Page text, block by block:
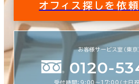
オフィス探しを依
お客様サービス室（東京
0120-
受付時間：9:00〜17:00（土日祝